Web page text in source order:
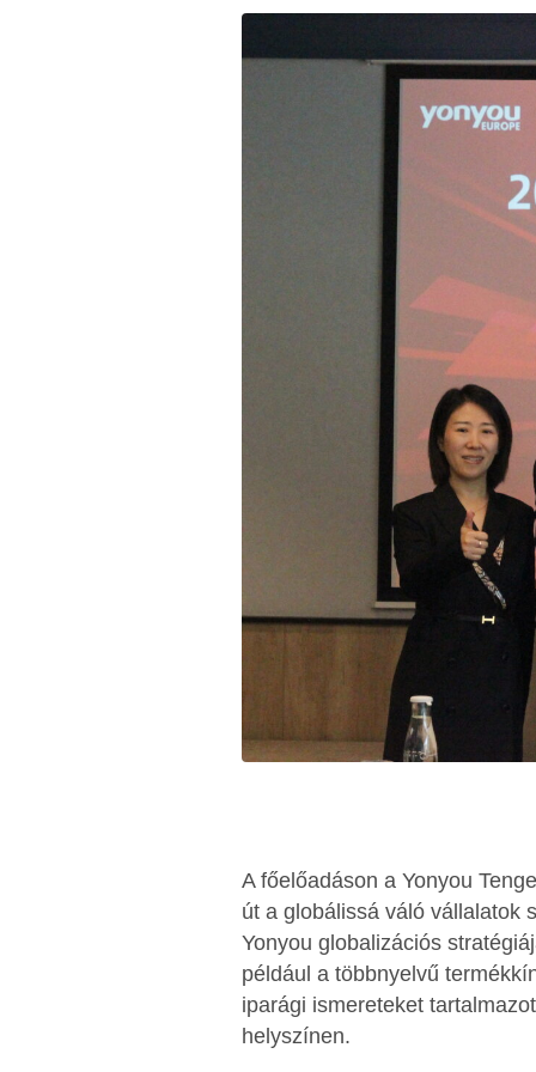
A főelőadáson a Yonyou
út a globálissá váló vállalatok
Yonyou globalizációs
például a többnyelvű
iparági ismereteket
helyszínen.